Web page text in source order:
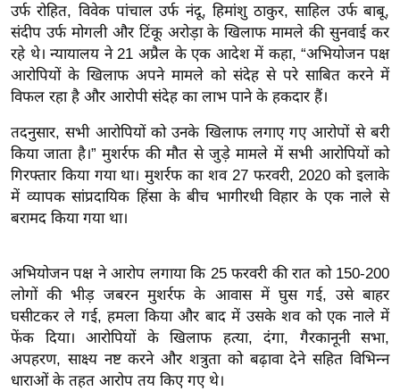
मि
सा
ल
बे
मि
सा
ल
श
ख्सि
त
यं
ग
इं
डि
उर्फ ​​रोहित, विवेक पांचाल उर्फ ​​नंदू, हिमांशु ठाकुर, साहिल उर्फ ​​बाबू,
संदीप उर्फ ​​मोगली और टिंकू अरोड़ा के खिलाफ मामले की सुनवाई कर
रहे थे। न्यायालय ने 21 अप्रैल के एक आदेश में कहा, “अभियोजन पक्ष
आरोपियों के खिलाफ अपने मामले को संदेह से परे साबित करने में
विफल रहा है और आरोपी संदेह का लाभ पाने के हकदार हैं।
तदनुसार, सभी आरोपियों को उनके खिलाफ लगाए गए आरोपों से बरी
किया जाता है।” मुशर्रफ की मौत से जुड़े मामले में सभी आरोपियों को
गिरफ्तार किया गया था। मुशर्रफ का शव 27 फरवरी, 2020 को इलाके
में व्यापक सांप्रदायिक हिंसा के बीच भागीरथी विहार के एक नाले से
बरामद किया गया था।
अभियोजन पक्ष ने आरोप लगाया कि 25 फरवरी की रात को 150-200
लोगों की भीड़ जबरन मुशर्रफ के आवास में घुस गई, उसे बाहर
घसीटकर ले गई, हमला किया और बाद में उसके शव को एक नाले में
फेंक दिया। आरोपियों के खिलाफ हत्या, दंगा, गैरकानूनी सभा,
अपहरण, साक्ष्य नष्ट करने और शत्रुता को बढ़ावा देने सहित विभिन्न
धाराओं के तहत आरोप तय किए गए थे।